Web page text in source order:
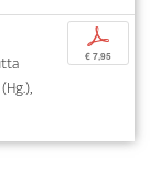
p
€ 7,95